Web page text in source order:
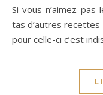
Si vous n’aimez
tas d’autres
pour celle-ci c’est